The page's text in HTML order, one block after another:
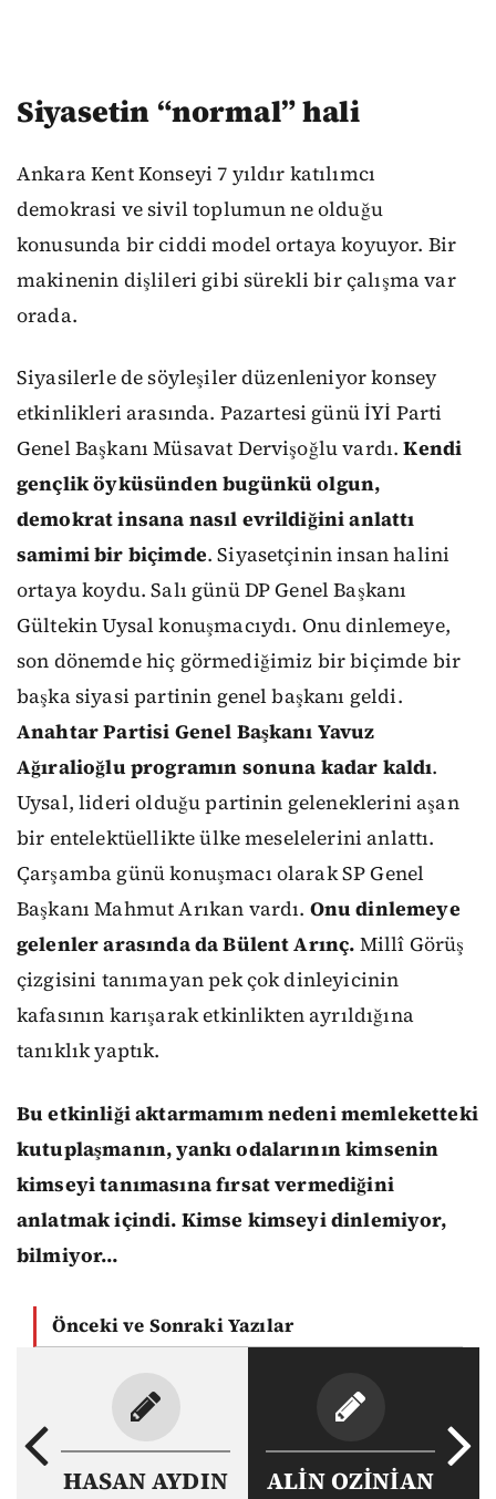
Siyasetin “normal” hali
Ankara Kent Konseyi 7 yıldır katılımcı
demokrasi ve sivil toplumun ne olduğu
konusunda bir ciddi model ortaya koyuyor. Bir
makinenin dişlileri gibi sürekli bir çalışma var
orada.
Siyasilerle de söyleşiler düzenleniyor konsey
etkinlikleri arasında. Pazartesi günü İYİ Parti
Genel Başkanı Müsavat Dervişoğlu vardı.Kendi
gençlik öyküsünden bugünkü olgun,
demokrat insana nasıl evrildiğini anlattı
samimi bir biçimde. Siyasetçinin insan halini
ortaya koydu. Salı günü DP Genel Başkanı
Gültekin Uysal konuşmacıydı. Onu dinlemeye,
son dönemde hiç görmediğimiz bir biçimde bir
başka siyasi partinin genel başkanı geldi.
Anahtar Partisi Genel Başkanı Yavuz
Ağıralioğlu programın sonuna kadar kaldı.
Uysal, lideri olduğu partinin geleneklerini aşan
bir entelektüellikte ülke meselelerini anlattı.
Çarşamba günü konuşmacı olarak SP Genel
Başkanı Mahmut Arıkan vardı. Onu dinlemeye
gelenler arasında da Bülent Arınç. Millî Görüş
çizgisini tanımayan pek çok dinleyicinin
kafasının karışarak etkinlikten ayrıldığına
tanıklık yaptık.
Bu etkinliği aktarmamım nedeni memleketteki
kutuplaşmanın, yankı odalarının kimsenin
kimseyi tanımasına fırsat vermediğini
anlatmak içindi. Kimse kimseyi dinlemiyor,
bilmiyor…
Önceki ve Sonraki Yazılar
HASAN AYDIN ALİN OZİNİAN